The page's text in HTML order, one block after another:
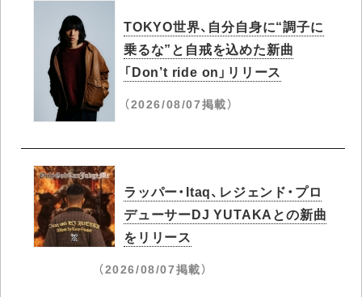
TOKYO世界、自分自身に“調子に
乗るな”と自戒を込めた新曲
「Don’t ride on」リリース
（2026/08/07掲載）
ラッパー・Itaq、レジェンド・プロ
デューサーDJ YUTAKAとの新曲
をリリース
（2026/08/07掲載）